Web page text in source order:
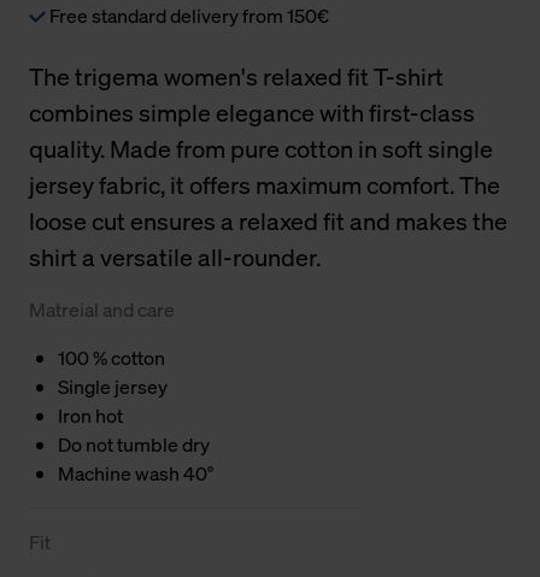
Free standard delivery from 150€
The trigema women's relaxed fit T-shirt
combines simple elegance with first-class
quality. Made from pure cotton in soft single
jersey fabric, it offers maximum comfort. The
loose cut ensures a relaxed fit and makes the
shirt a versatile all-rounder.
Matreial and care
100 % cotton
Single jersey
Iron hot
Do not tumble dry
Machine wash 40°
Fit